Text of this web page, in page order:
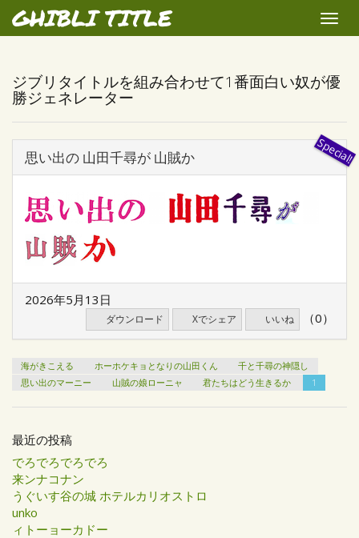
GHIBLI TITLE
Toggle
ジブリタイトルを組み合わせて1番面白い奴が優
勝ジェネレーター
思い出の 山田千尋が 山賊か
2026年5月13日
ダウンロード Xでシェア いいね （0）
海がきこえる ホーホケキョとなりの山田くん
千と千尋の神隠し
思い出のマーニー
山賊の娘ローニャ 君たちはどう生きるか 1
最近の投稿
でろでろでろでろ
来ンナコナン
うぐいす谷の城 ホテルカリオストロ
unko
ィトーョーカドー